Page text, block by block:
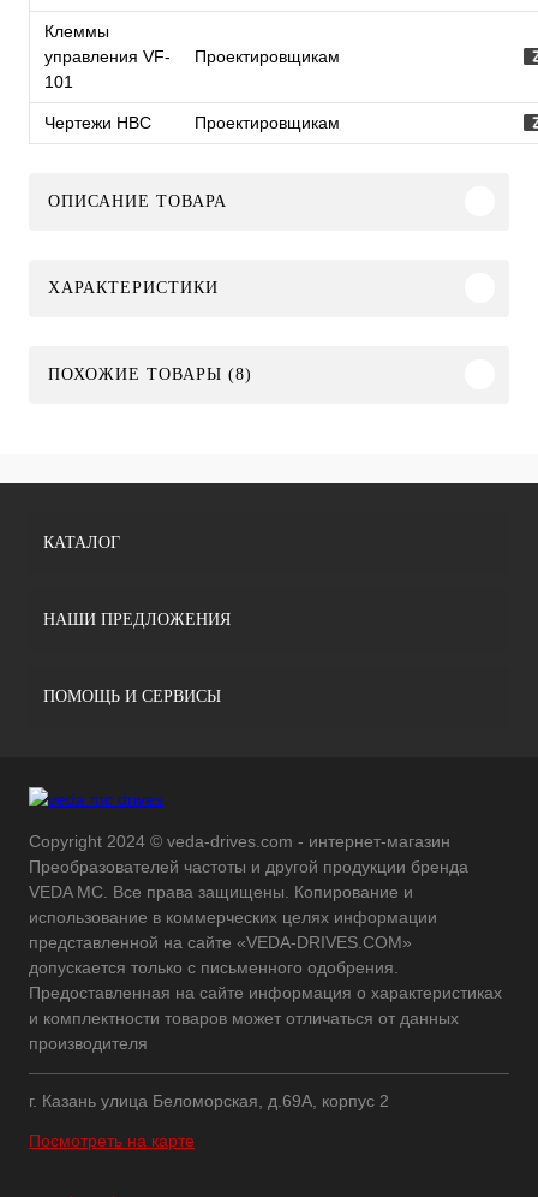
Клеммы
управления VF-
101
Проектировщикам
Чертежи HBC Проектировщикам
ОПИСАНИЕ ТОВАРА
ХАРАКТЕРИСТИКИ
ПОХОЖИЕ ТОВАРЫ (8)
КАТАЛОГ
НАШИ ПРЕДЛОЖЕНИЯ
ПОМОЩЬ И СЕРВИСЫ
Copyright 2024 © veda-drives.com - интернет-магазин
Преобразователей частоты и другой продукции бренда
VEDA MC. Все права защищены. Копирование и
использование в коммерческих целях информации
представленной на сайте «VEDA-DRIVES.COM»
допускается только с письменного одобрения.
Предоставленная на сайте информация о характеристиках
и комплектности товаров может отличаться от данных
производителя
г. Казань улица Беломорская, д.69А, корпус 2
Посмотреть на карте